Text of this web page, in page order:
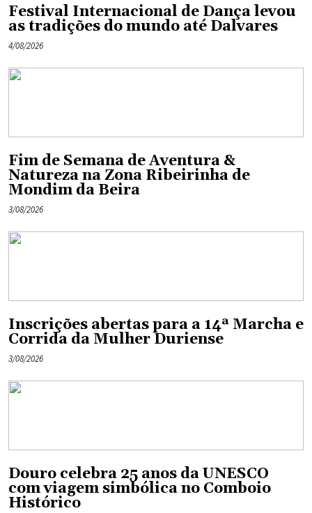
Festival Internacional de Dança levou
as tradições do mundo até Dalvares
4/08/2026
Fim de Semana de Aventura &
Natureza na Zona Ribeirinha de
Mondim da Beira
3/08/2026
Inscrições abertas para a 14ª Marcha e
Corrida da Mulher Duriense
3/08/2026
Douro celebra 25 anos da UNESCO
com viagem simbólica no Comboio
Histórico